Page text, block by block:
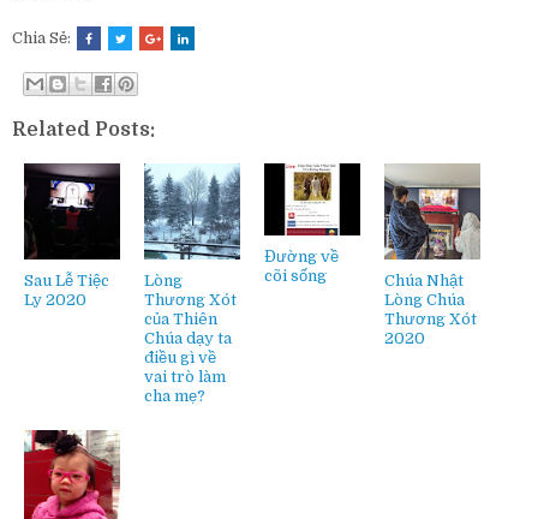
Chia Sẻ:
Related Posts:
Sau Lễ Tiệc
Ly 2020
Lòng
Thương Xót
của Thiên
Chúa dạy ta
điều gì về
vai trò làm
cha mẹ?
Đường về
cõi sống
Chúa Nhật
Lòng Chúa
Thương Xót
2020